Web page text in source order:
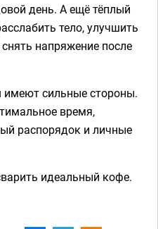
день. А ещё тёплый
тело, улучшить
напряжение после
имеют сильные стороны.
время,
распорядок и личные
идеальный кофе.